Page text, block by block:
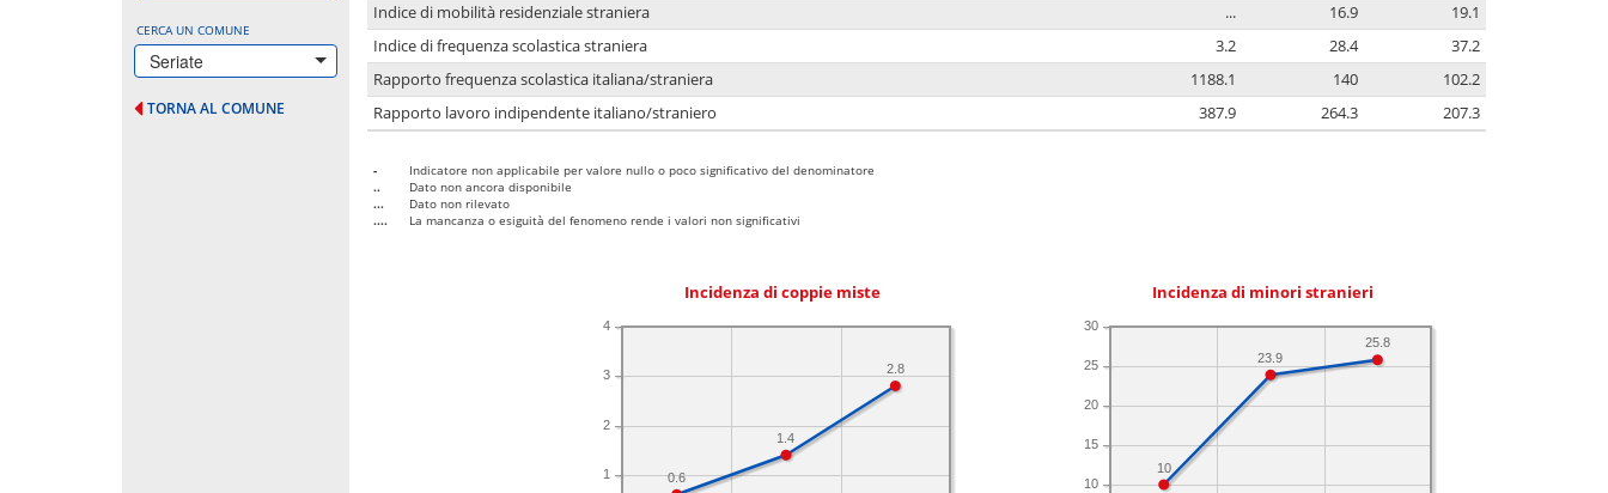
CERCA UN COMUNE
Seriate
TORNA AL COMUNE
Indice di mobilità residenziale straniera
... 16.9
19.1
Indice di frequenza scolastica straniera
3.2 28.4
37.2
Rapporto frequenza scolastica italiana/straniera
1188.1 140
102.2
Rapporto lavoro indipendente italiano/straniero
387.9 264.3 207.3
-
Indicatore non applicabile per valore nullo o poco significativo del denominatore
..
Dato non ancora disponibile
...
Dato non rilevato
....
La mancanza o esiguità del fenomeno rende i valori non significativi
Incidenza di coppie miste
1
2
3
4
2.8
1.4
0.6
Incidenza di minori stranieri
10
15
20
25
30
25.8
23.9
10